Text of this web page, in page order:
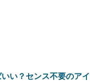
い？センス不要のア